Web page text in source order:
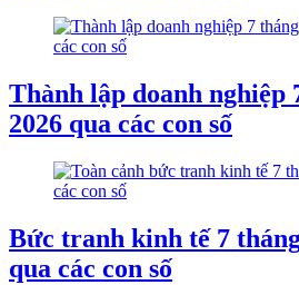
Thành lập doanh nghiệp
2026 qua các con số
Bức tranh kinh tế 7
qua các con số